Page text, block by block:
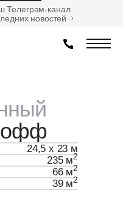
Телеграм-канал
новостей
24,5 х 23 м
235 м2
66 м2
39 м2